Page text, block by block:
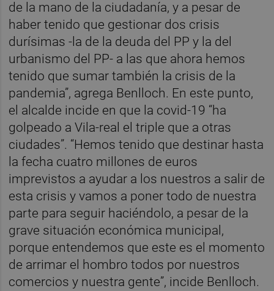
de la mano de la ciudadanía, y a pesar de
haber tenido que gestionar dos crisis
durísimas -la de la deuda del PP y la del
urbanismo del PP- a las que ahora hemos
tenido que sumar también la crisis de la
pandemia”, agrega Benlloch. En este punto,
el alcalde incide en que la covid-19 “ha
golpeado a Vila-real el triple que a otras
ciudades”. “Hemos tenido que destinar hasta
la fecha cuatro millones de euros
imprevistos a ayudar a los nuestros a salir de
esta crisis y vamos a poner todo de nuestra
parte para seguir haciéndolo, a pesar de la
grave situación económica municipal,
porque entendemos que este es el momento
de arrimar el hombro todos por nuestros
comercios y nuestra gente”, incide Benlloch.